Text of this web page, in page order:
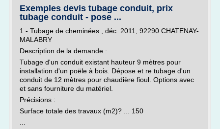
Exemples devis tubage conduit, prix
tubage conduit - pose ...
1 - Tubage de cheminées , déc. 2011, 92290 CHATENAY-
MALABRY
Description de la demande :
Tubage d'un conduit existant hauteur 9 mètres pour
installation d'un poële à bois. Dépose et re tubage d'un
conduit de 12 mètres pour chaudière fioul. Options avec
et sans fourniture du matériel.
Précisions :
Surface totale des travaux (m2)? ... 150